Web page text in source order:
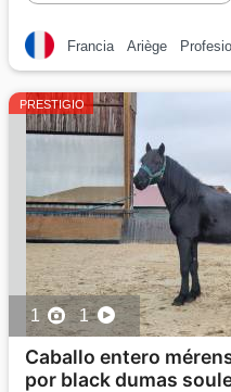
Francia Ariège
PRESTIGIO
1 1
Caballo entero
por black dumas